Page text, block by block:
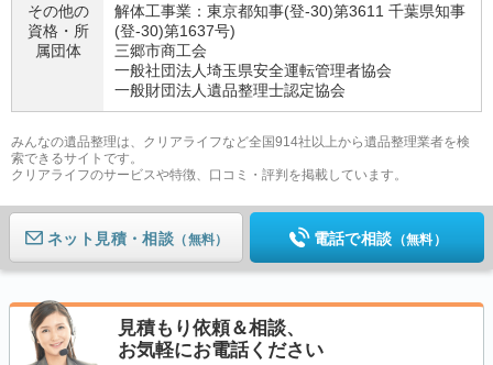
その他の
資格・ 所
属団体
解体工事業：東京都知事(登-30)第3611 千葉県知事
(登-30)第1637号)
三郷市商工会
一般社団法人埼玉県安全運転管理者協会
一般財団法人遺品整理士認定協会
みんなの遺品整理は、クリアライフなど全国914社以上から遺品整理業者を検
索できるサイトです。
クリアライフのサービスや特徴、口コミ・評判を掲載しています。
ネット見積 （無料） 電話で相談 （無料）
見積もり依頼＆相談、
お気軽にお電話ください